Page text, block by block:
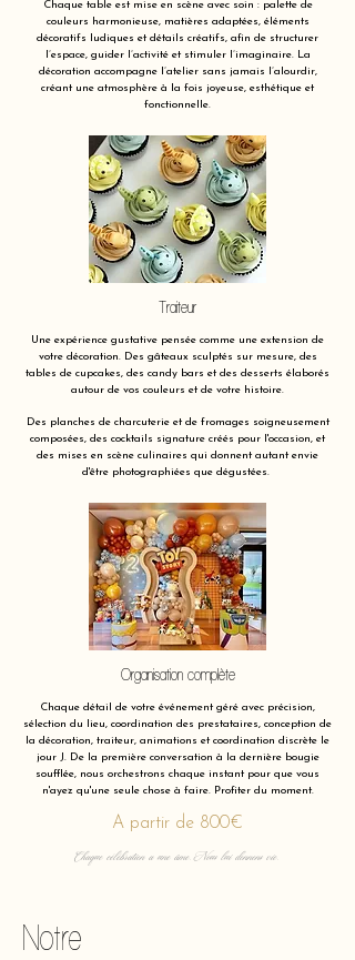
Chaque table est mise en scène avec soin : palette de
couleurs harmonieuse, matières adaptées, éléments
décoratifs ludiques et détails créatifs, afin de structurer
l’espace, guider l’activité et stimuler l’imaginaire. La
décoration accompagne l’atelier sans jamais l’alourdir,
créant une atmosphère à la fois joyeuse, esthétique et
fonctionnelle.
Traiteur
Une expérience gustative pensée comme une extension de
votre décoration. Des gâteaux sculptés sur mesure, des
tables de cupcakes, des candy bars et des desserts élaborés
autour de vos couleurs et de votre histoire.
Des planches de charcuterie et de fromages soigneusement
composées, des cocktails signature créés pour l'occasion, et
des mises en scène culinaires qui donnent autant envie
d'être photographiées que dégustées.
Organisation complète
Chaque détail de votre événement géré avec précision,
sélection du lieu, coordination des prestataires, conception de
la décoration, traiteur, animations et coordination discrète le
jour J. De la première conversation à la dernière bougie
soufflée, nous orchestrons chaque instant pour que vous
n'ayez qu'une seule chose à faire. Profiter du moment.
A partir de 800€
Chaque célébration a une âme. Nous lui donnons vie.
Notre